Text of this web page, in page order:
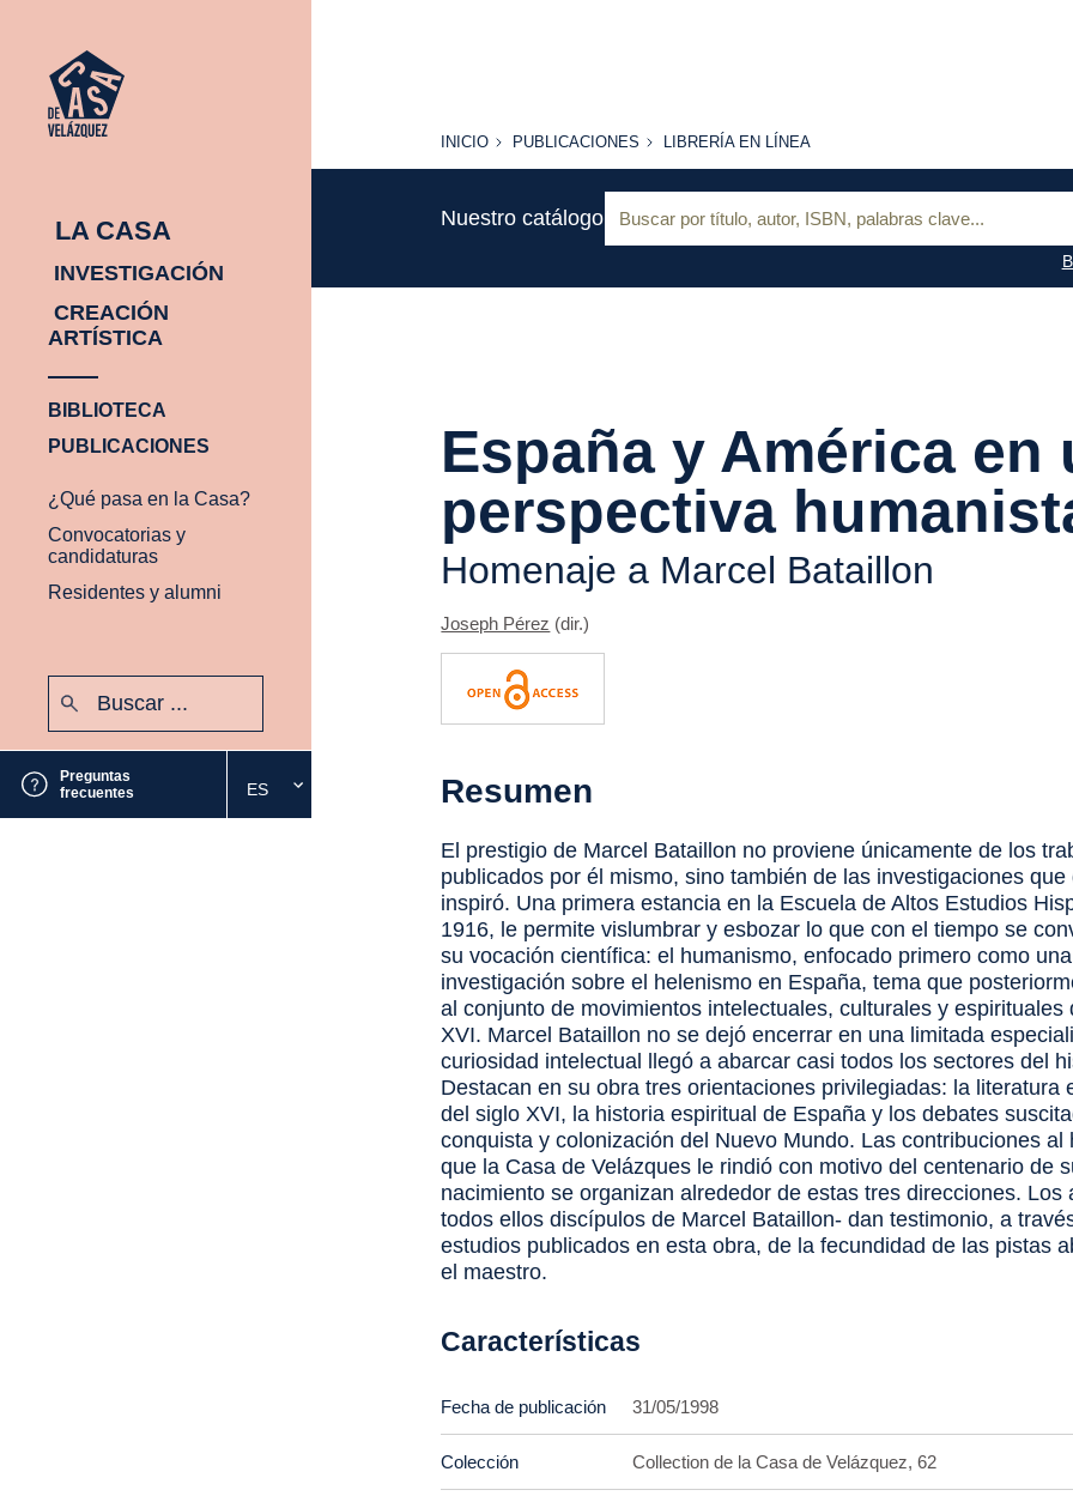
LA CASA
INVESTIGACIÓN
CREACIÓN
ARTÍSTICA
BIBLIOTECA
PUBLICACIONES
¿Qué pasa en la Casa?
Convocatorias y
candidaturas
Residentes y alumni
Preguntas
frecuentes
Seleccione
el
ES
INICIO
INICIO PUBLICACIONES
PUBLICACIONES
LIBRERÍA
LÍNEA
LIBRERÍA EN LÍNEA
Nuestro catálogo
España y América en
perspectiva
Homenaje a Marcel Bataillon
Joseph Pérez (dir.)
Resumen
El prestigio de Marcel Bataillon no proviene únicamente de los
publicados por él mismo, sino también de las investigaciones que
inspiró. Una primera estancia en la Escuela de Altos Estudios
1916, le permite vislumbrar y esbozar lo que con el tiempo se
su vocación científica: el humanismo, enfocado primero como una
investigación sobre el helenismo en España, tema que
al conjunto de movimientos intelectuales, culturales y espirituales
XVI. Marcel Bataillon no se dejó encerrar en una limitada
curiosidad intelectual llegó a abarcar casi todos los sectores del
Destacan en su obra tres orientaciones privilegiadas: la literatura
del siglo XVI, la historia espiritual de España y los debates
conquista y colonización del Nuevo Mundo. Las contribuciones al
que la Casa de Velázques le rindió con motivo del centenario de
nacimiento se organizan alrededor de estas tres direcciones. Los
todos ellos discípulos de Marcel Bataillon- dan testimonio, a
estudios publicados en esta obra, de la fecundidad de las pistas
el maestro.
Características
Fecha de publicación 31/05/1998
Colección Collection de la Casa de Velázquez, 62